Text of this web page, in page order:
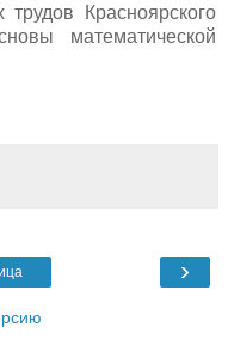
Красноярского
математической
›